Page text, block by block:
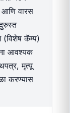
वारस
(विशेष कॅम्प)
आवश्यक
मृत्यू
करण्यास